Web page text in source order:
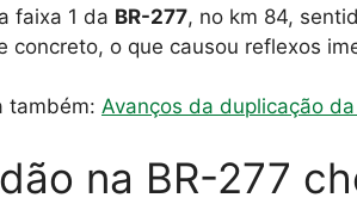
faixa 1 da BR-277, no km 84,
concreto, o que causou reflexos
também: Avanços da duplicação
na BR-277